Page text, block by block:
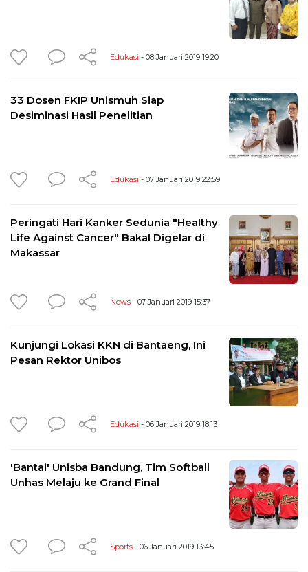
Edukasi - 08 Januari 2019 19:20
33 Dosen FKIP Unismuh Siap
Desiminasi Hasil Penelitian
Edukasi - 07 Januari 2019 22:59
Peringati Hari Kanker Sedunia "Healthy
Life Against Cancer" Bakal Digelar di
Makassar
News - 07 Januari 2019 15:37
Kunjungi Lokasi KKN di Bantaeng, Ini
Pesan Rektor Unibos
Edukasi - 06 Januari 2019 18:13
'Bantai' Unisba Bandung, Tim Softball
Unhas Melaju ke Grand Final
Sports - 06 Januari 2019 13:45